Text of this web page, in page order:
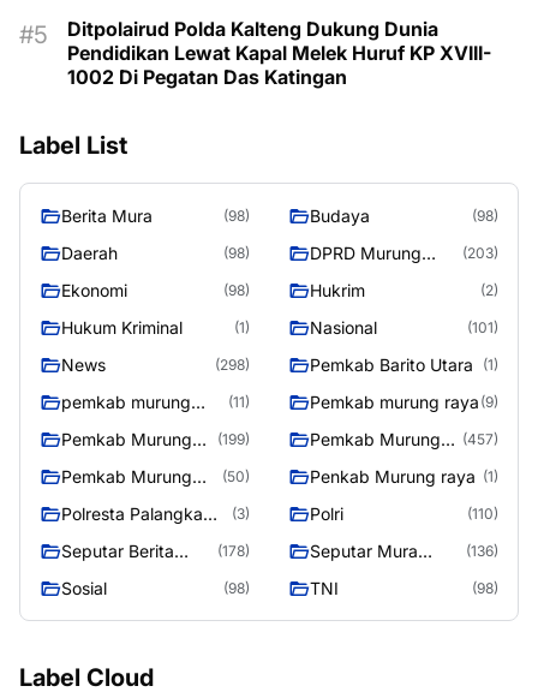
Ditpolairud Polda Kalteng Dukung Dunia
Pendidikan Lewat Kapal Melek Huruf KP XVIII-
1002 Di Pegatan Das Katingan
Label List
Berita Mura (98) Budaya (98)
Daerah (98)
DPRD Murung
(203)
Ekonomi (98) Hukrim (2)
Hukum Kriminal (1) Nasional (101)
News (298) Pemkab Barito Utara (1)
pemkab murung
(11) Pemkab murung raya (9)
Pemkab Murung
(199)
Pemkab Murung
(457)
Pemkab Murung
(50) Penkab Murung raya (1)
Polresta Palangka
(3) Polri (110)
Seputar Berita
(178)
Seputar Mura
(136)
Sosial (98) TNI (98)
Label Cloud